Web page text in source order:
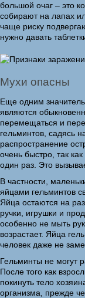
большой очаг – это
собирают на лапах
чаще риску
нужно давать
Мухи опасны
Еще одним
являются
перемещаться и
гельминтов, садясь
распространение
очень быстро, так
один раз. Это
В частности,
яйцами гельминтов
Яйца остаются на
ручки, игрушки и
особенно не мыть
возрастает. Яйца
человек даже не
Гельминты не могут
После того как
покинуть тело
организма, прежде